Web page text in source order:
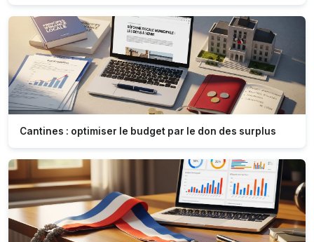
Cantines : optimiser le budget par le don des surplus